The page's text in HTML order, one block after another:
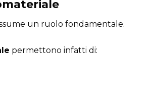
un ruolo fondamentale.
permettono infatti di: